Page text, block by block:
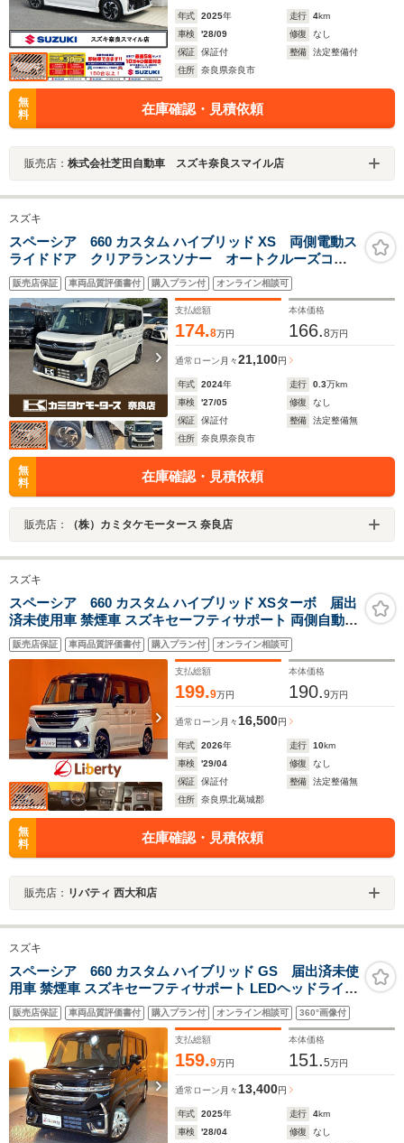
年式 2025年 走行 4km
車検
'28/09 修復
なし
保証
保証付 整備
法定整備付
住所
奈良県奈良市
無
料
在庫確認・見積依頼
販売店： 株式会社芝田自動車 スズキ奈良スマイル店
スズキ
スペーシア 660 カスタム ハイブリッド XS 両側電動ス
ライドドア クリアランスソナー オートクルーズコン
トロール レーンアシスト 衝突被害軽減システム オ
ートライト LEDヘッドランプ スマートキー アイド
リングストップ 電動格納ミラー
販売店保証 車両品質評価書付 購入プラン付 オンライン相談可
支払総額
174.8万円
本体価格
166.8万円
通常ローン 月々21,100円
年式 2024年 走行 0.3万km
車検
'27/05 修復
なし
保証
保証付 整備
法定整備無
住所
奈良県奈良市
無
料
在庫確認・見積依頼
販売店： （株）カミタケモータース 奈良店
スズキ
スペーシア 660 カスタム ハイブリッド XSターボ 届出
済未使用車 禁煙車 スズキセーフティサポート 両側自動ド
ア アダプティブクルーズコントロール 電子パーキング 革
巻きステアリング パドルシフト 電子パーキング LEDヘッ
ドライト 純正アルミホイール
販売店保証 車両品質評価書付 購入プラン付 オンライン相談可
支払総額
199.9万円
本体価格
190.9万円
通常ローン 月々 16,500円
年式 2026年 走行 10km
車検
'29/04 修復
なし
保証
保証付 整備
法定整備無
住所
奈良県北葛城郡
無
料
在庫確認・見積依頼
販売店： リバティ 西大和店
スズキ
スペーシア 660 カスタム ハイブリッド GS 届出済未使
用車 禁煙車 スズキセーフティサポート LEDヘッドライト
フォグライト スマートキー プッシュスタート アダプティ
ブクルーズコントロール 電子パーキング
販売店保証 車両品質評価書付 購入プラン付 オンライン相談可 360°画像付
支払総額
159.9万円
本体価格
151.5万円
通常ローン 月々 13,400円
年式 2025年 走行 4km
車検
'28/04 修復
なし